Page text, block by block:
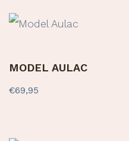
MODEL AULAC
€69,95